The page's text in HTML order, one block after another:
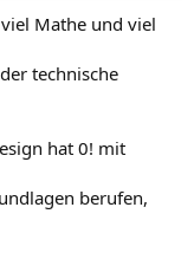
Mathe und viel
technische
hat 0! mit
berufen,